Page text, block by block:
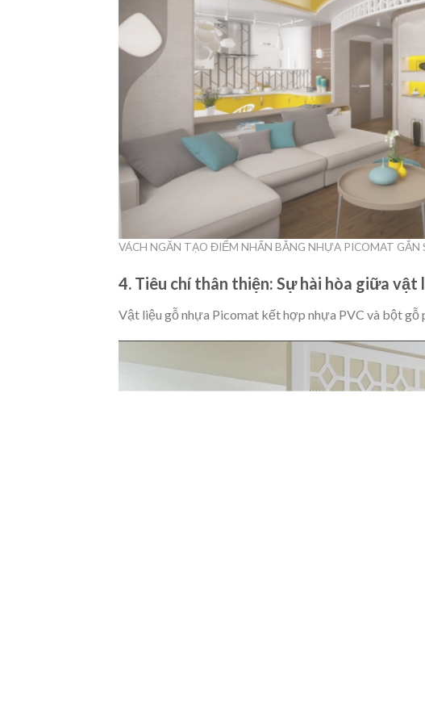
VÁCH NGĂN TẠO ĐIỂM NHẤN BẰNG NHỰA PICOMAT GẮN
4. Tiêu chí thân thiện: Sự hài hòa giữa vật
Vật liệu gỗ nhựa Picomat kết hợp nhựa PVC và bột gỗ